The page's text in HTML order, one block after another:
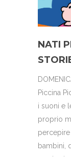
NATI
Piccina
i suoni e
proprio
percepire
bambini,